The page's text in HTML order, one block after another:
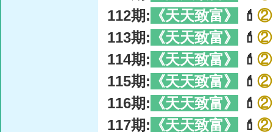
112期: 《天天致富》 💄 ②
113期: 《天天致富》 💄 ②
114期: 《天天致富》 💄 ②
115期: 《天天致富》 💄 ②
116期: 《天天致富》 💄 ②
117期: 《天天致富》 💄 ②